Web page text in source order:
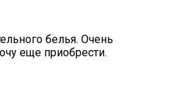
белья. Очень
еще приобрести.